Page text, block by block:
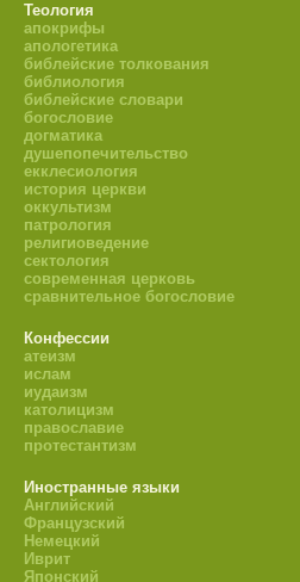
Теология
апокрифы
апологетика
библейские толкования
библиология
библейские словари
богословие
догматика
душепопечительство
екклесиология
история церкви
оккультизм
патрология
религиоведение
сектология
современная церковь
сравнительное богословие
Конфессии
атеизм
ислам
иудаизм
католицизм
православие
протестантизм
Иностранные языки
Английский
Французский
Немецкий
Иврит
Японский